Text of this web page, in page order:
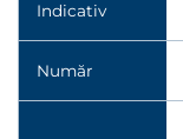
Indicativ
Număr